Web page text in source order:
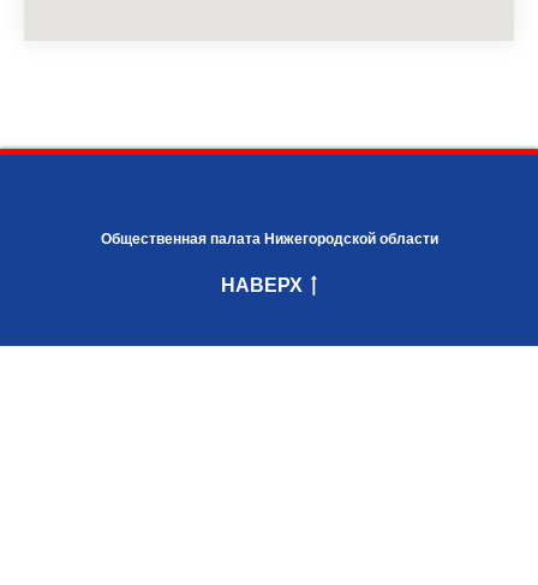
Общественная палата Нижегородской области
НАВЕРХ